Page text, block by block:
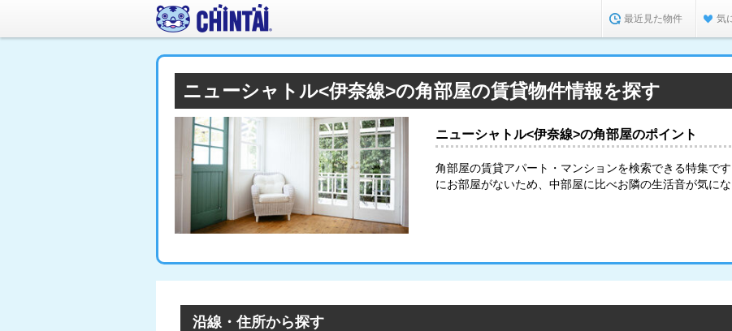
最近見た物件 気
ニューシャトル<伊奈線>の角部屋の賃貸物件情報を探す
ニューシャトル<伊奈線>の角部屋のポイント
角部屋の賃貸アパート・マンションを検索できる特集で
にお部屋がないため、中部屋に比べお隣の生活音が気にな
沿線・住所から探す